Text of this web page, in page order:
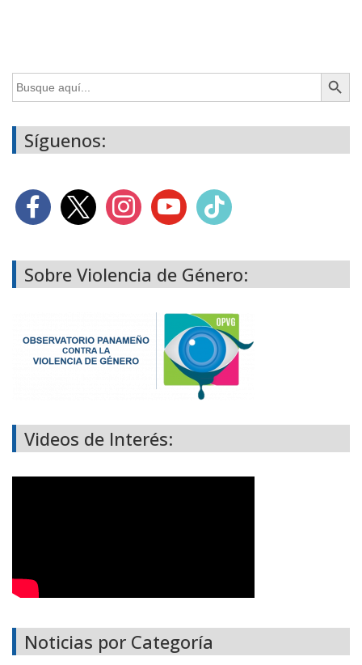
Buscar: Botón de
Síguenos:
Sobre Violencia de Género:
Videos de Interés:
Noticias por Categoría